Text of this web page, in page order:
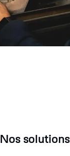
Nos solutions